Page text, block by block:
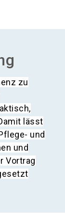
zu
lässt
und
und
Vortrag